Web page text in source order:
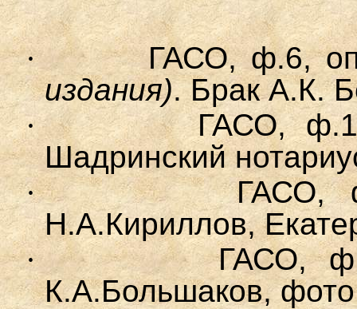
·
ГАСО, ф.6,
издания). Брак А.К.
·
ГАСО,
Шадринский
·
ГАСО,
Н.А.Кириллов,
·
ГАСО,
К.А.Большаков, фото